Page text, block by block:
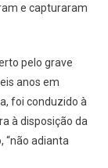
e capturaram
pelo grave
anos em
foi conduzido à
à disposição da
“não adianta